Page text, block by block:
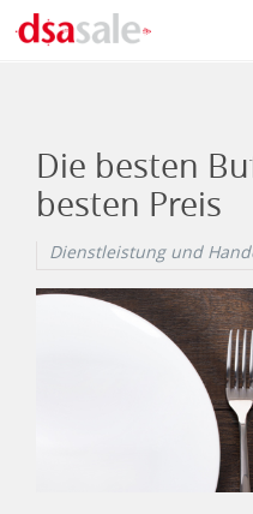
Die besten
besten Preis
Dienstleistung und